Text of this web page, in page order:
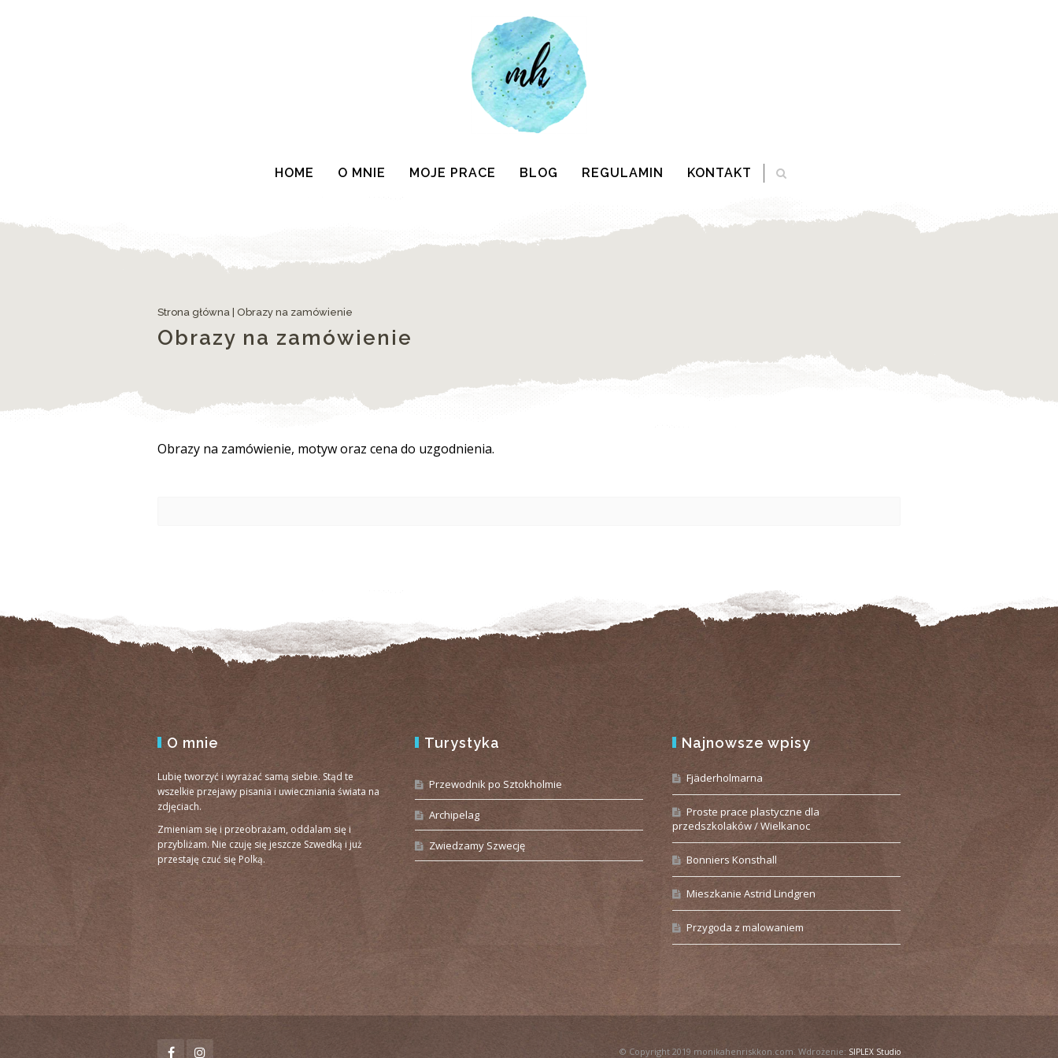
HOME O MNIE MOJE PRACE BLOG REGULAMIN KONTAKT
Strona główna Obrazy na zamówienie
Obrazy na zamówienie
Obrazy na zamówienie, motyw oraz cena do uzgodnienia.
O mnie
Lubię tworzyć i wyrażać samą siebie. Stąd te
wszelkie przejawy pisania i uwieczniania świata na
zdjęciach.
Zmieniam się i przeobrażam, oddalam się i
przybliżam. Nie czuję się jeszcze Szwedką i już
przestaję czuć się Polką.
Turystyka
Przewodnik po Sztokholmie
Archipelag
Zwiedzamy Szwecję
Najnowsze wpisy
Fjäderholmarna
Proste prace plastyczne dla
przedszkolaków / Wielkanoc
Bonniers Konsthall
Mieszkanie Astrid Lindgren
Przygoda z malowaniem
© Copyright 2019 monikahenriskkon.com. Wdrożenie: SIPLEX Studio